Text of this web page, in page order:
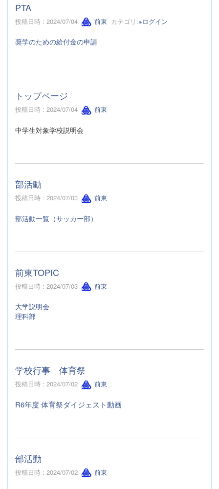
PTA
投稿日時 : 2024/07/04 前東 カテゴリ:※ログイン
奨学のための給付金の申請
トップページ
投稿日時 : 2024/07/04 前東
中学生対象学校説明会
部活動
投稿日時 : 2024/07/03 前東
部活動一覧（サッカー部）
前東TOPIC
投稿日時 : 2024/07/03 前東
大学説明会
理科部
学校行事 体育祭
投稿日時 : 2024/07/02 前東
R6年度 体育祭ダイジェスト動画
部活動
投稿日時 : 2024/07/02 前東